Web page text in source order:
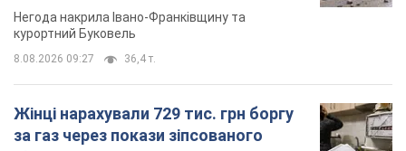
Відео
Негода накрила Івано-Франківщину та
курортний Буковель
8.08.2026 09:27 36,4 т.
Жінці нарахували 729 тис. грн боргу
за газ через покази зіпсованого